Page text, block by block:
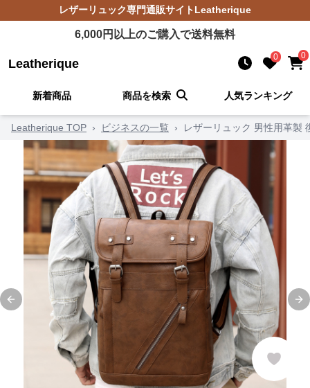
レザーリュック専門通販サイトLeatherique
6,000円以上のご購入で送料無料
Leatherique 0 0
新着商品 商品を検索 人気ランキング
Leatherique TOP › ビジネスの一覧 › レザーリュック 男性用革製
Previous slide